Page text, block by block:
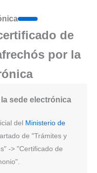
de
por la
sede electrónica
del Ministerio de
de "Trámites y
-> "Certificado de